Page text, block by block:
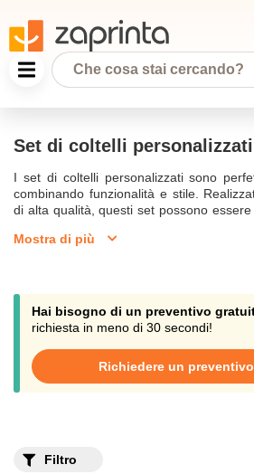
Set di coltelli personalizzati
I set di coltelli personalizzati sono
combinando funzionalità e stile.
di alta qualità, questi set possono
o come regalo aziendale. I set
Mostra di più
Hai bisogno di un preventivo
richiesta in meno di 30 secondi!
Richiedere un
Filtro